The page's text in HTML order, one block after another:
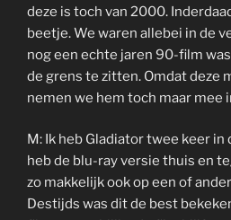
deze is toch van 2000.
beetje. We waren allebei in de
nog een echte jaren 90-film
de grens te zitten. Omdat deze
nemen we hem toch maar mee
M: Ik heb Gladiator twee keer in
heb de blu-ray versie thuis en
zo makkelijk ook op een of
Destijds was dit de best